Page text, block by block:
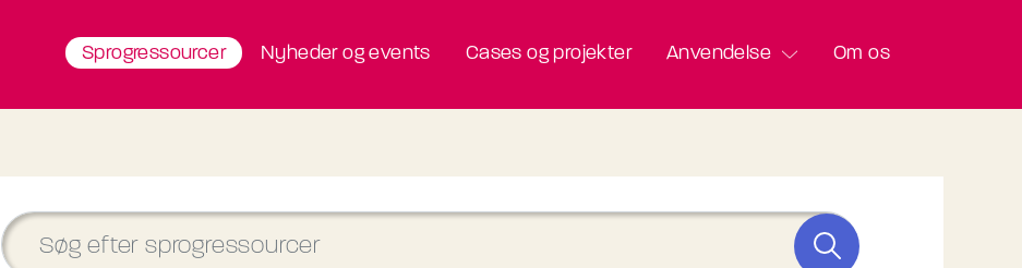
Sprogressourcer Nyheder og events Cases og projekter Anvendelse Om os